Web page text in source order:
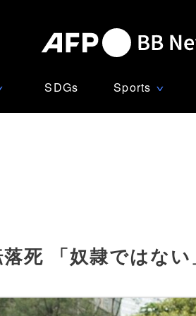
SDGs Sports ∨
死 「奴隷ではない